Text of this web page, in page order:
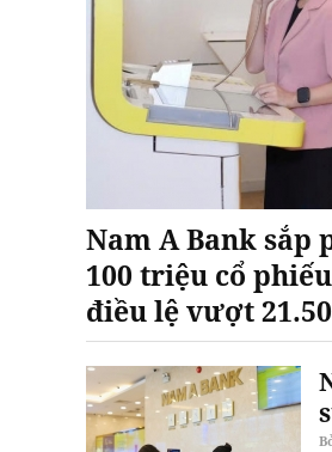
Nam A Bank sắp
100 triệu cổ phiếu
điều lệ vượt